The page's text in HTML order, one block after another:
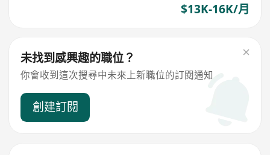
$13K-16K/月
未找到感興趣的職位？
你會收到這次搜尋中未來上新職位的訂閱通知
創建訂閱